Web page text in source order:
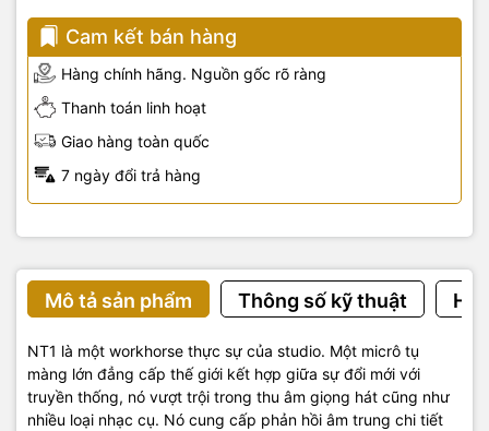
Cam kết bán hàng
Hàng chính hãng. Nguồn gốc rõ ràng
Thanh toán linh hoạt
Giao hàng toàn quốc
7 ngày đổi trả hàng
Mô tả sản phẩm Thông số kỹ thuật
NT1 là một workhorse thực sự của studio. Một micrô tụ
màng lớn đẳng cấp thế giới kết hợp giữa sự đổi mới với
truyền thống, nó vượt trội trong thu âm giọng hát cũng như
nhiều loại nhạc cụ. Nó cung cấp phản hồi âm trung chi tiết